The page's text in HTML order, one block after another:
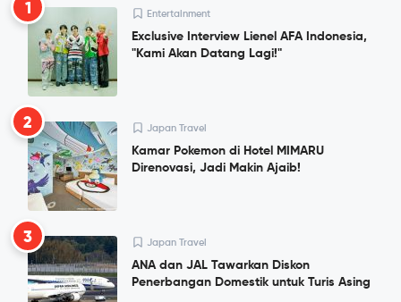
1 Entertainment
Exclusive Interview Lienel AFA Indonesia,
"Kami Akan Datang Lagi!"
2 Japan Travel
Kamar Pokemon di Hotel MIMARU
Direnovasi, Jadi Makin Ajaib!
3 Japan Travel
ANA dan JAL Tawarkan Diskon
Penerbangan Domestik untuk Turis Asing